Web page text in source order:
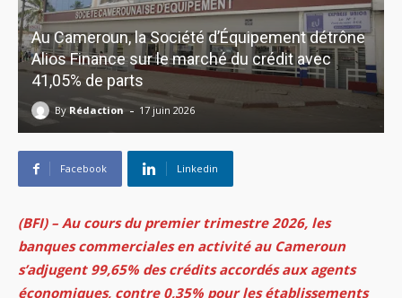
Au Cameroun, la Société d’Équipement détrône
Alios Finance sur le marché du crédit avec
41,05% de parts
By Rédaction - 17 juin 2026
Facebook Linkedin
(BFI) – Au cours du premier trimestre 2026, les
banques commerciales en activité au Cameroun
s’adjugent 99,65% des crédits accordés aux agents
économiques, contre 0,35% pour les établissements